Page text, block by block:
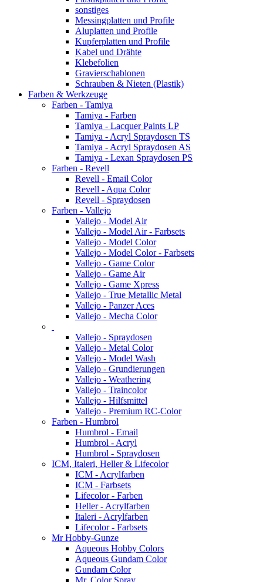
sonstiges
Messingplatten und Profile
Aluplatten und Profile
Kupferplatten und Profile
Kabel und Drähte
Klebefolien
Gravierschablonen
Schrauben & Nieten (Plastik)
Farben & Werkzeuge
Farben - Tamiya
Tamiya - Farben
Tamiya - Lacquer Paints LP
Tamiya - Acryl Spraydosen TS
Tamiya - Acryl Spraydosen AS
Tamiya - Lexan Spraydosen PS
Farben - Revell
Revell - Email Color
Revell - Aqua Color
Revell - Spraydosen
Farben - Vallejo
Vallejo - Model Air
Vallejo - Model Air - Farbsets
Vallejo - Model Color
Vallejo - Model Color - Farbsets
Vallejo - Game Color
Vallejo - Game Air
Vallejo - Game Xpress
Vallejo - True Metallic Metal
Vallejo - Panzer Aces
Vallejo - Mecha Color
Vallejo - Spraydosen
Vallejo - Metal Color
Vallejo - Model Wash
Vallejo - Grundierungen
Vallejo - Weathering
Vallejo - Traincolor
Vallejo - Hilfsmittel
Vallejo - Premium RC-Color
Farben - Humbrol
Humbrol - Email
Humbrol - Acryl
Humbrol - Spraydosen
ICM, Italeri, Heller & Lifecolor
ICM - Acrylfarben
ICM - Farbsets
Lifecolor - Farben
Heller - Acrylfarben
Italeri - Acrylfarben
Lifecolor - Farbsets
Mr Hobby-Gunze
Aqueous Hobby Colors
Aqueous Gundam Color
Gundam Color
Mr. Color Spray